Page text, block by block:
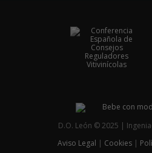
D.O. León © 2025 |
Aviso Legal | Cookies |